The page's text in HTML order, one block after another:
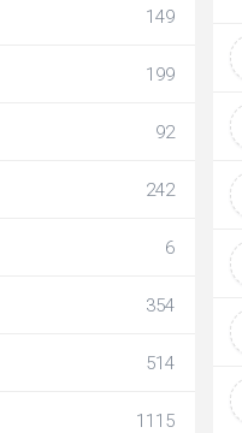
149
199
92
242
6
354
514
1115